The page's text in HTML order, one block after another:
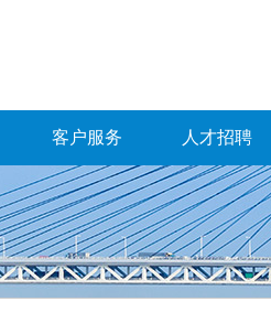
客户服务 人才招聘